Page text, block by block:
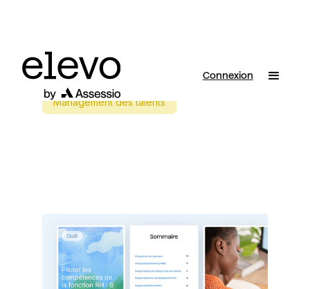
Connexion
Management des talents